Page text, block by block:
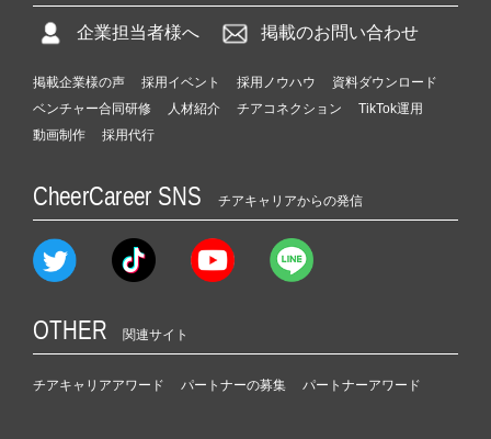
企業担当者様へ 掲載のお問い合わせ
掲載企業様の声 採用イベント 採用ノウハウ
資料ダウンロード
ベンチャー合同研修
人材紹介 チアコネクション
TikTok運用
動画制作
採用代行
CheerCareer SNS チアキャリアからの発信
OTHER 関連サイト
チアキャリアアワード パートナーの募集 パートナーアワード